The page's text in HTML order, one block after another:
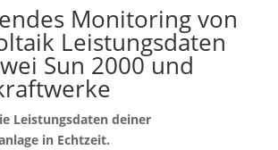
Monitoring von
Leistungsdaten
Sun 2000 und
Leistungsdaten deiner
in Echtzeit.